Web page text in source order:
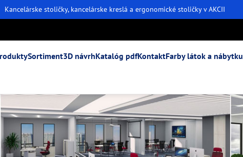
Kancelárske stoličky, kancelárske kreslá a ergonomické stoličky v AKCII
Sortiment3D návrhKatalóg pdfKontaktFarby látok a nábytku